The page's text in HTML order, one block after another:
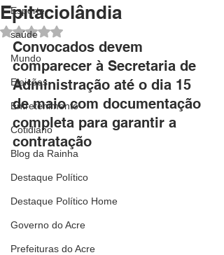
Esporte
saúde
Mundo
Eleições
Entretenimento
Cotidiano
Blog da Rainha
Destaque Político
Destaque Político Home
Governo do Acre
Prefeituras do Acre
Epitaciolândia
Avaliado com NaN de 5 estrelas.
Convocados devem
comparecer à Secretaria de
Administração até o dia 15
de maio com documentação
completa para garantir a
contratação